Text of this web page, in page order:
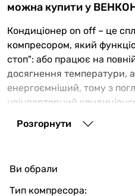
можна купити у
Кондиціонер on off – це
компресором, який
стоп": або працює на
досягнення температури,
енергоємніший, тому з
неінверторний
дачах, у невеликих
Розгорнути
Ви обрали
Тип компресора: